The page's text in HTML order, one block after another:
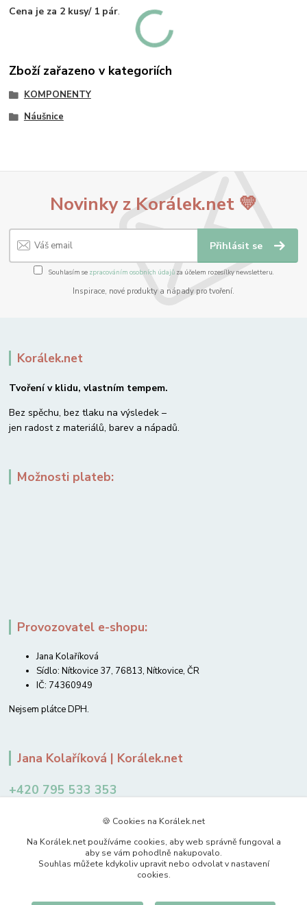
Cena je za 2 kusy/ 1 pár.
Zboží zařazeno v kategoriích
KOMPONENTY
Náušnice
Novinky z Korálek.net 💛
Přihlásit se
Souhlasím se zpracováním osobních údajůza účelem rozesílky newsletteru.
Inspirace, nové produkty a nápady pro tvoření.
Korálek.net
Tvoření v klidu, vlastním tempem.
Bez spěchu, bez tlaku na výsledek –
jen radost z materiálů, barev a nápadů.
Možnosti plateb:
Provozovatel e-shopu:
Jana Kolaříková
Sídlo: Nítkovice 37, 76813, Nítkovice, ČR
IČ: 74360949
Nejsem plátce DPH.
Jana Kolaříková | Korálek.net
+420 795 533 353
🍪 Cookies na Korálek.net
Na Korálek.net používáme cookies, aby web správně fungoval a
aby se vám pohodlně nakupovalo.
Souhlas můžete kdykoliv upravit nebo odvolat v nastavení
cookies.